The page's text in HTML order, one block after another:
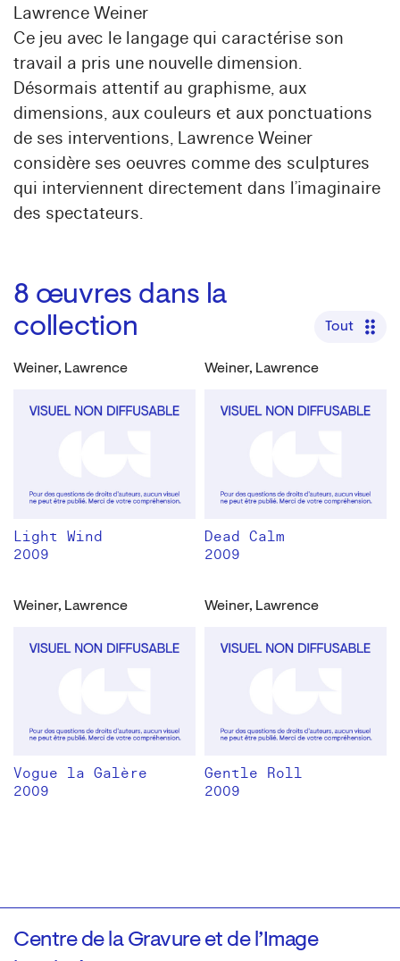
Lawrence Weiner
Ce jeu avec le langage qui caractérise son
travail a pris une nouvelle dimension.
Désormais attentif au graphisme, aux
dimensions, aux couleurs et aux ponctuations
de ses interventions, Lawrence Weiner
considère ses oeuvres comme des sculptures
qui interviennent directement dans l’imaginaire
des spectateurs.
8 œuvres dans la
collection
Tout
Weiner, Lawrence
Light Wind
2009
Weiner, Lawrence
Dead Calm
2009
Weiner, Lawrence
Vogue la Galère
2009
Weiner, Lawrence
Gentle Roll
2009
Centre de la Gravure et de l’Image